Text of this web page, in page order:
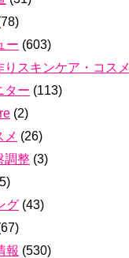
ー (603)
りスキンケア・コスメ
ター (113)
(2)
メ (26)
調整 (3)
グ (43)
報 (530)